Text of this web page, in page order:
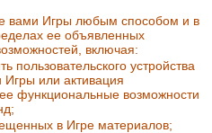
вами Игры любым способом и в
ее объявленных
включая:
пользовательского устройства
Игры или активация
функциональные возможности
в Игре материалов;